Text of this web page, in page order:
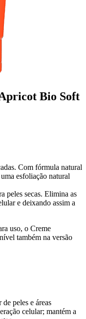
Bio Soft
Com fórmula natural
esfoliação natural
peles secas. Elimina as
e deixando assim a
uso, o Creme
também na versão
peles e áreas
celular; mantém a